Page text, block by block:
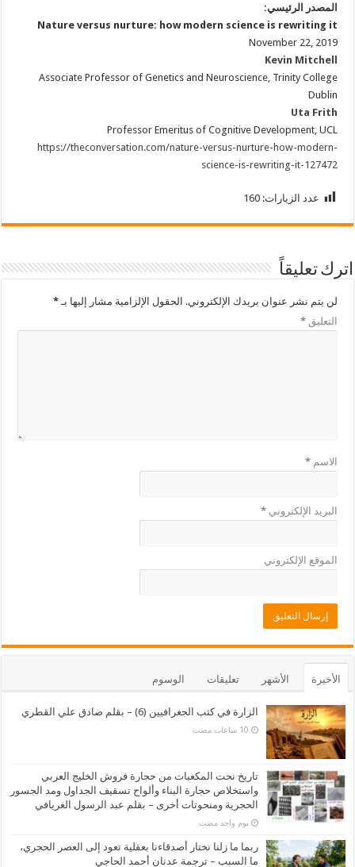
المصدر الرئيسي:
Nature versus nurture: how modern science is rewriting it
November 22, 2019
Kevin Mitchell
Associate Professor of Genetics and Neuroscience, Trinity College
Dublin
Uta Frith
Professor Emeritus of Cognitive Development, UCL
https://theconversation.com/nature-versus-nurture-how-modern-
science-is-rewriting-it-127472
عدد الزيارات: 160
اترك تعليقاً
لن يتم نشر عنوان بريدك الإلكتروني. الحقول الإلزامية مشار إليها بـ*
التعليق*
الاسم*
البريد الإلكتروني*
الموقع الإلكتروني
الأخيرة الأشهر تعليقات الوسوم
الزارة في كتب الجغرافيين (6) – بقلم صادق علي القطري
تاريخ نحت المكعبات من حجارة فروش الخليج العربي
واستخلاص حجارة البناء وألواح تسقيف الجداول ومد الجسور
الحجرية ومنحوتات أخرى – بقلم عبد الرسول الغريافي
‏يوم واحد مضت
ربما ما زلنا نختار أصدقاءنا بعقلية تعود إلى العصر الحجري،
ما السبب – ترجمة عدنان أحمد الحاجي